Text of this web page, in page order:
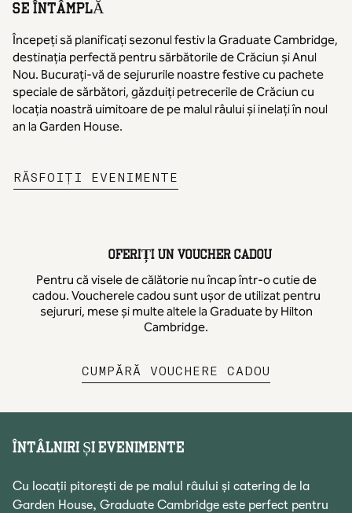
SE ÎNTÂMPLĂ
Începeți să planificați sezonul festiv la Graduate Cambridge,
destinația perfectă pentru sărbătorile de Crăciun și Anul
Nou. Bucurați-vă de sejururile noastre festive cu pachete
speciale de sărbători, găzduiți petrecerile de Crăciun cu
locația noastră uimitoare de pe malul râului și inelați în noul
an la Garden House.
RĂSFOIȚI EVENIMENTE
OFERIȚI UN VOUCHER CADOU
Pentru că visele de călătorie nu încap într-o cutie de
cadou. Voucherele cadou sunt ușor de utilizat pentru
sejururi, mese și multe altele la Graduate by Hilton
Cambridge.
CUMPĂRĂ VOUCHERE CADOU
ÎNTÂLNIRI ȘI EVENIMENTE
Cu locații pitorești de pe malul râului și catering de la
Garden House, Graduate Cambridge este perfect pentru